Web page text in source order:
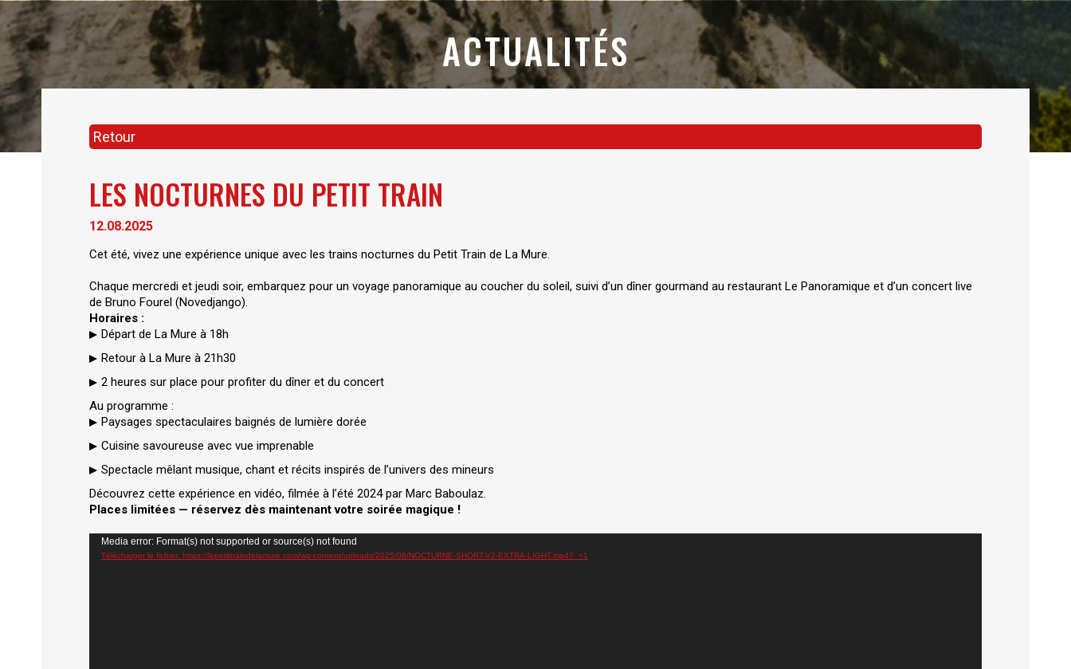
ACTUALITÉS
Retour
LES NOCTURNES DU PETIT TRAIN
12.08.2025
Cet été, vivez une expérience unique avec les trains nocturnes du Petit Train de La Mure.
Chaque mercredi et jeudi soir, embarquez pour un voyage panoramique au coucher du soleil, suivi d’un dîner gourmand au restaurant Le Panoramique et d’un concert live
de Bruno Fourel (Novedjango).
Horaires :
Départ de La Mure à 18h
Retour à La Mure à 21h30
2 heures sur place pour profiter du dîner et du concert
Au programme :
Paysages spectaculaires baignés de lumière dorée
Cuisine savoureuse avec vue imprenable
Spectacle mêlant musique, chant et récits inspirés de l’univers des mineurs
Découvrez cette expérience en vidéo, filmée à l’été 2024 par Marc Baboulaz.
Places limitées — réservez dès maintenant votre soirée magique !
Lecteur
vidéo
Media error: Format(s) not supported or source(s) not found
Télécharger le fichier: https://lepetittraindelamure.com/wp-content/uploads/2025/08/NOCTURNE-SHORT-V2-EXTRA-LIGHT.mp4?_=1